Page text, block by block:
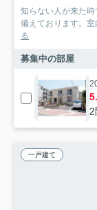
知らない人が来た
備えております。
る
募集中の部屋
一戸建て